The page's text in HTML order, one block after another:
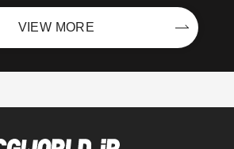
VIEW MORE